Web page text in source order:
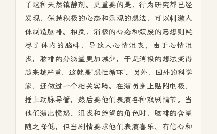
了这种天然镇静剂。更重要的是，行为研究都已经
发现，保持积极的心态和乐观的想法，可以刺激人
体制造脑啡。相反，消极的心态和颓废的思想则耗
尽了体内的脑啡，导致人心情沮丧；由于心情沮
丧，脑啡的分泌量更加减少，于是消极的想法变得
越来越严重，这就是"恶性循环"。另外，国外的科学
家，还做过一个相关实验。在演员身上贴附电极，
插上动脉导管，然后要他们表演各种戏剧情节。当
他们演出愤怒、沮丧和绝望的角色时，脑啡的含量
随之降低，但当剧情要求他们表演喜乐、有信心和